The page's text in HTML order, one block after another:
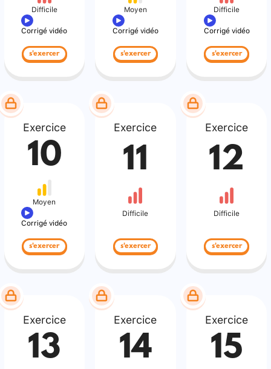
Difficile
Corrigé vidéo
s'exercer
Moyen
Corrigé vidéo
s'exercer
Difficile
Corrigé vidéo
s'exercer
Exercice
10
Moyen
Corrigé vidéo
s'exercer
Exercice
11
Difficile
s'exercer
Exercice
12
Difficile
s'exercer
Exercice
13
Exercice
14
Exercice
15